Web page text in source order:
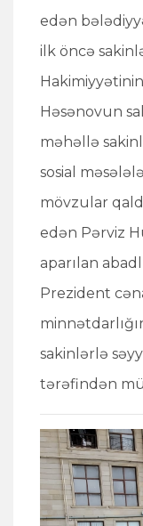
edən
ilk öncə
Hakimiyyətinin
Həsənovun
məhəllə
sosial
mövzular
edən Pərviz
aparılan
Prezident
sakinlərlə
tərəfindən